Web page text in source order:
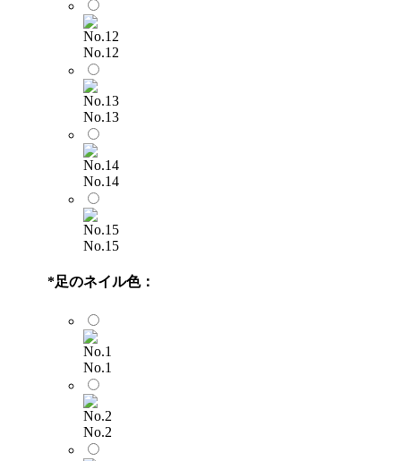
No.12
No.13
No.14
No.15
*足のネイル色：
No.1
No.2